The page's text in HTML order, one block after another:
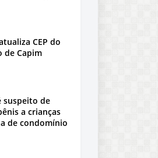
CEP do
de Capim
suspeito de
a crianças
de condomínio